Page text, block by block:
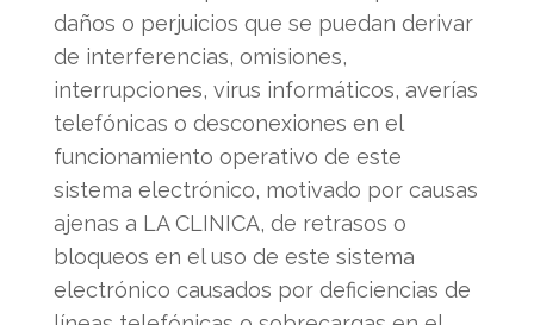
daños o perjuicios que se puedan derivar
de interferencias, omisiones,
interrupciones, virus informáticos, averías
telefónicas o desconexiones en el
funcionamiento operativo de este
sistema electrónico, motivado por causas
ajenas a LA CLINICA, de retrasos o
bloqueos en el uso de este sistema
electrónico causados por deficiencias de